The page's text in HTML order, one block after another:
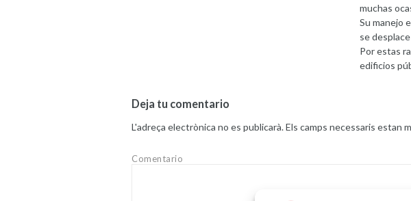
muchas
Su manejo
se
Por estas
edificios
Deja tu comentario
L'adreça electrònica no es publicarà.Els camps necessaris estan
Comentario